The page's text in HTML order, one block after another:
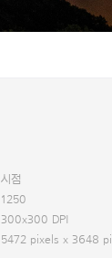
시점
1250
300x300 DPI
5472 pixels x 3648